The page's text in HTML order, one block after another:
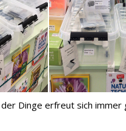
Dinge erfreut sich